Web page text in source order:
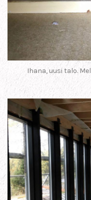
Ihana, uusi talo.